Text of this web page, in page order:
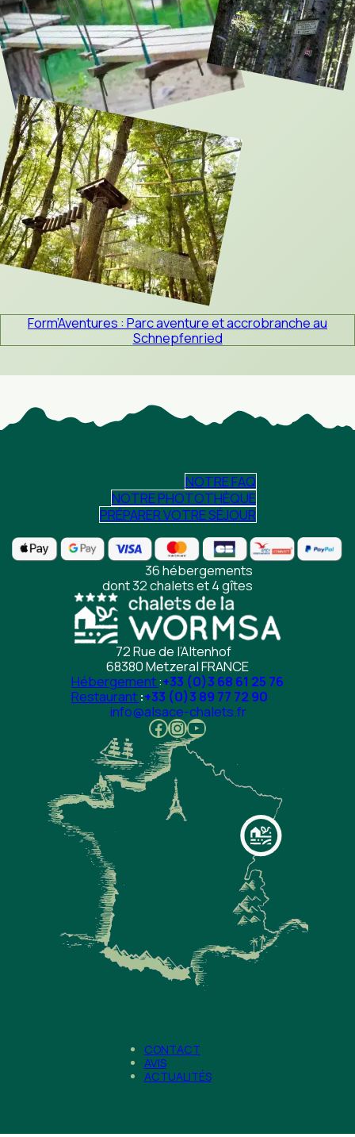
Form’Aventures : Parc aventure et accrobranche au
Schnepfenried
NOTRE FAQ
NOTRE PHOTOTHÈQUE
PRÉPARER VOTRE SÉJOUR
36 hébergements
dont 32 chalets et 4 gîtes
72 Rue de l’Altenhof
68380 Metzeral FRANCE
Hébergement:+33 (0)3 68 61 25 76
Restaurant :+33 (0)3 89 77 72 90
info@alsace-chalets.fr
Facebook InstagramYoutube
CONTACT
AVIS
ACTUALITÉS